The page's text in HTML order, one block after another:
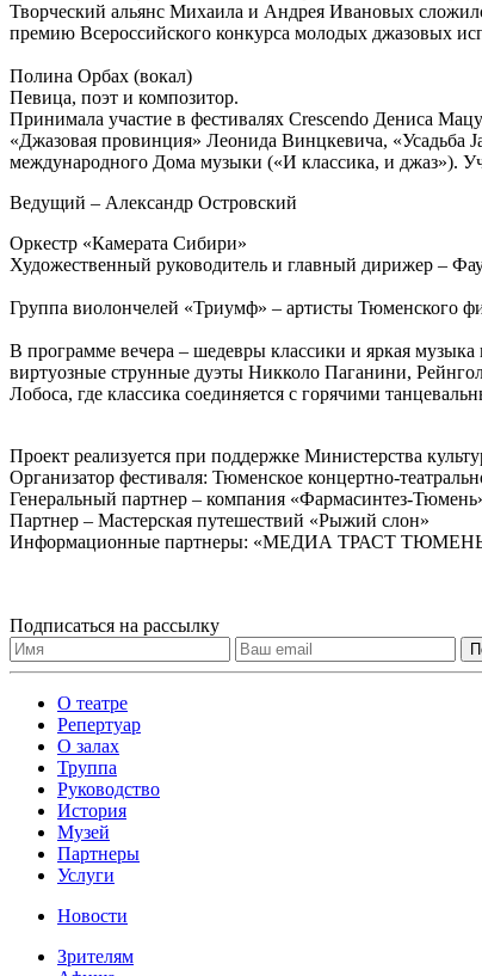
Творческий альянс Михаила и Андрея Ивановых
премию Всероссийского конкурса молодых джазовых
Полина Орбах (вокал)
Певица, поэт и композитор.
Принимала участие в фестивалях Crescendo Дениса
«Джазовая провинция» Леонида Винцкевича,
международного Дома музыки («И классика, и джаз»).
Ведущий – Александр Островский
Оркестр «Камерата Сибири»
Художественный руководитель и главный дирижер –
Группа виолончелей «Триумф» – артисты Тюменского
В программе вечера – шедевры классики и яркая
виртуозные струнные дуэты Никколо Паганини,
Лобоса, где классика соединяется с горячими
Проект реализуется при поддержке Министерства
Организатор фестиваля: Тюменское концертно-
Генеральный партнер – компания «Фармасинтез-
Партнер – Мастерская путешествий «Рыжий слон»
Информационные партнеры: «МЕДИА ТРАСТ ТЮМЕНЬ»,
Подписаться на рассылку
О театре
Репертуар
О залах
Труппа
Руководство
История
Музей
Партнеры
Услуги
Новости
Зрителям